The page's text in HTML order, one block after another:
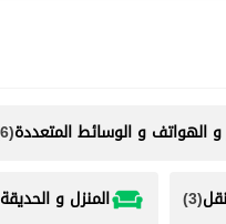
و الهواتف و الوسائط المتعددة(6)
(3) المنزل و الحديقة